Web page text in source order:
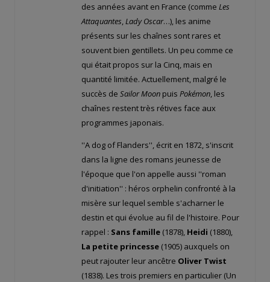
des années avant en France (comme Les
Attaquantes,Lady Oscar…), les anime
présents sur les chaînes sont rares et
souvent bien gentillets. Un peu comme ce
qui était propos sur la Cinq, mais en
quantité limitée. Actuellement, malgré le
succès de Sailor Moon puis Pokémon, les
chaînes restent très rétives face aux
programmes japonais.
''A dog of Flanders'', écrit en 1872, s'inscrit
dans la ligne des romans jeunesse de
l'époque que l'on appelle aussi ''roman
d'initiation'' : héros orphelin confronté à la
misère sur lequel semble s'acharner le
destin et qui évolue au fil de l'histoire. Pour
rappel : Sans famille (1878), Heidi (1880),
La petite princesse (1905) auxquels on
peut rajouter leur ancêtre Oliver Twist
(1838). Les trois premiers en particulier (Un